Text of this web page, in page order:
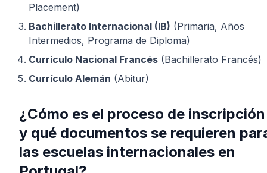
Placement)
Bachillerato Internacional (IB) (Primaria, Años
Intermedios, Programa de Diploma)
Currículo Nacional Francés (Bachillerato Francés)
Currículo Alemán (Abitur)
¿Cómo es el proceso de inscripción
y qué documentos se requieren
las escuelas internacionales en